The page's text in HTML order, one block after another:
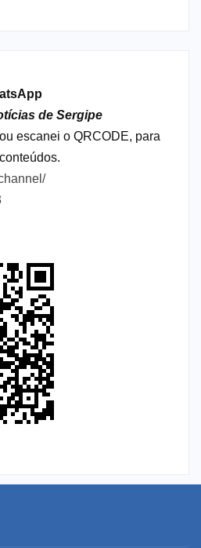
de Sergipe
escanei o QRCODE, para